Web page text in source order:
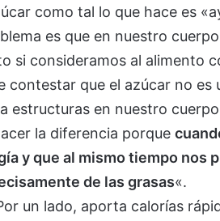
como tal lo que hace es
es que en nuestro
si consideramos al alimento
contestar que el azúcar no es
estructuras en nuestro
la diferencia porque
y que al mismo tiempo nos
de las grasas«.
un lado, aporta calorías